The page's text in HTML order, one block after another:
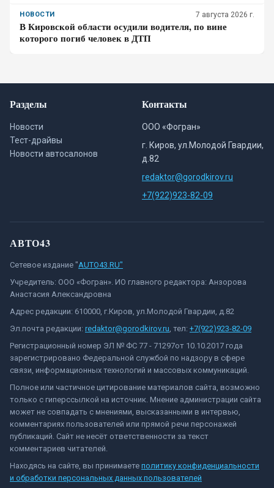
НОВОСТИ 7 августа 2026 г.
В Кировской области осудили водителя, по вине
которого погиб человек в ДТП
Разделы
Новости
Тест-драйвы
Новости автосалонов
Контакты
ООО «Фогран»
г. Киров, ул.Молодой Гвардии,
д.82
redaktor@gorodkirov.ru
+7(922)923-82-09
АВТО43
Сетевое издание "AUTO43.RU"
Учредитель: ООО «Фогран». ИО главного редактора: Анзорова
Анастасия Александровна
Адрес редакции: 610000, г.Киров, ул.Молодой Гвардии, д.82
Эл.почта редакции: redaktor@gorodkirov.ru, тел: +7(922)923-82-09
Регистрационный номер ЭЛ № ФС 77 - 71297от 10.10.2017 года
зарегистрировано Федеральной службой по надзору в сфере
связи, информационных технологий и массовых коммуникаций.
Полное или частичное цитирование материалов сайта, возможно
только с гиперссылкой на источник. Мнение администрации сайта
может не совпадать с мнениями, высказанными в интервью,
комментариях пользователей или прямой речи персонажей
публикаций. Сайт не несёт ответственности за текст
комментариев читателей.
Находясь на сайте, вы принимаете политику конфиденциальности
и обработки персональных данных пользователей